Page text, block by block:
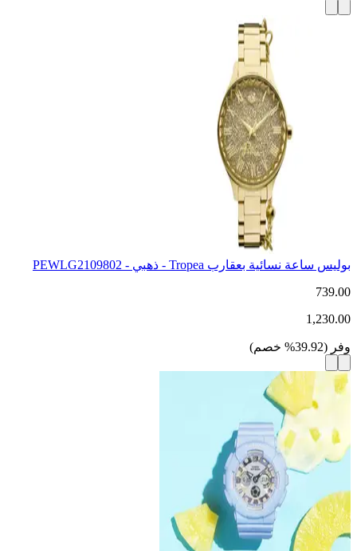
بوليس ساعة نسائية بعقارب Tropea - ذهبي - PEWLG2109802
739.00
1,230.00
وفر (
39.92
% خصم)